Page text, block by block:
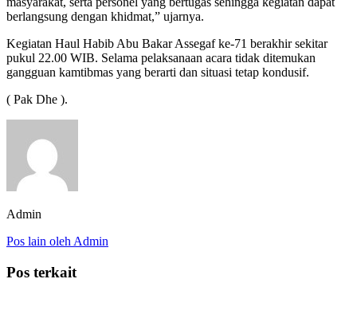
berlangsung dengan khidmat,” ujarnya.
Kegiatan Haul Habib Abu Bakar Assegaf ke-71 berakhir sekitar
pukul 22.00 WIB. Selama pelaksanaan acara tidak ditemukan
gangguan kamtibmas yang berarti dan situasi tetap kondusif.
( Pak Dhe ).
Admin
Pos lain oleh Admin
Pos terkait